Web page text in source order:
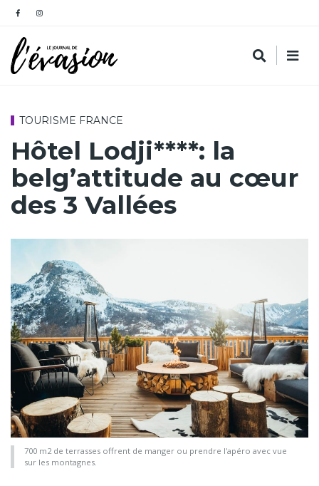
TOURISME FRANCE
Hôtel Lodji****: la
belg’attitude au cœur
des 3 Vallées
700 m2 de terrasses offrent de manger ou prendre l'apéro avec vue
sur les montagnes.